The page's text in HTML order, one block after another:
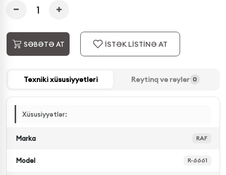
SƏBƏTƏ AT İSTƏK LİSTİNƏ AT
Texniki xüsusiyyətləri Reytinq və rəylər 0
Xüsusiyyətlər:
Marka RAF
Model R-6661